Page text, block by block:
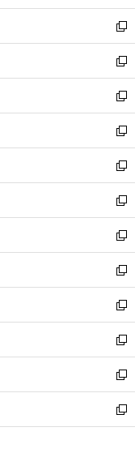
開
く
ウ
で
開
く
ン
ド
ウ
で
開
く
新
し
い
ウ
ィ
ン
ド
ウ
で
開
く
新
し
い
ウ
ィ
ン
ド
ウ
で
開
く
新
し
い
ウ
ィ
ン
ド
ウ
で
開
く
新
し
い
ウ
ィ
ン
ド
ウ
で
開
く
新
し
い
ウ
ィ
ン
ド
ウ
で
開
く
新
し
い
ウ
ィ
ン
ド
ウ
で
開
く
新
し
い
ウ
ィ
ン
ド
ウ
で
開
く
新
し
い
ウ
ィ
ン
ド
ウ
で
開
新
し
い
ウ
ィ
ン
ド
ウ
新
し
い
ウ
ィ
ン
新
し
い
ウ
新
し